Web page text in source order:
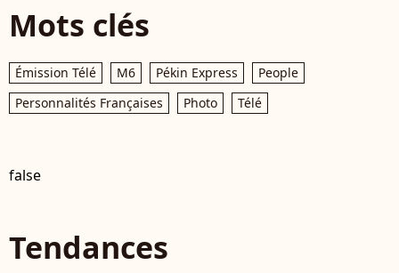
Mots clés
Émission Télé M6 Pékin Express
People
Personnalités Françaises
Photo Télé
false
Tendances